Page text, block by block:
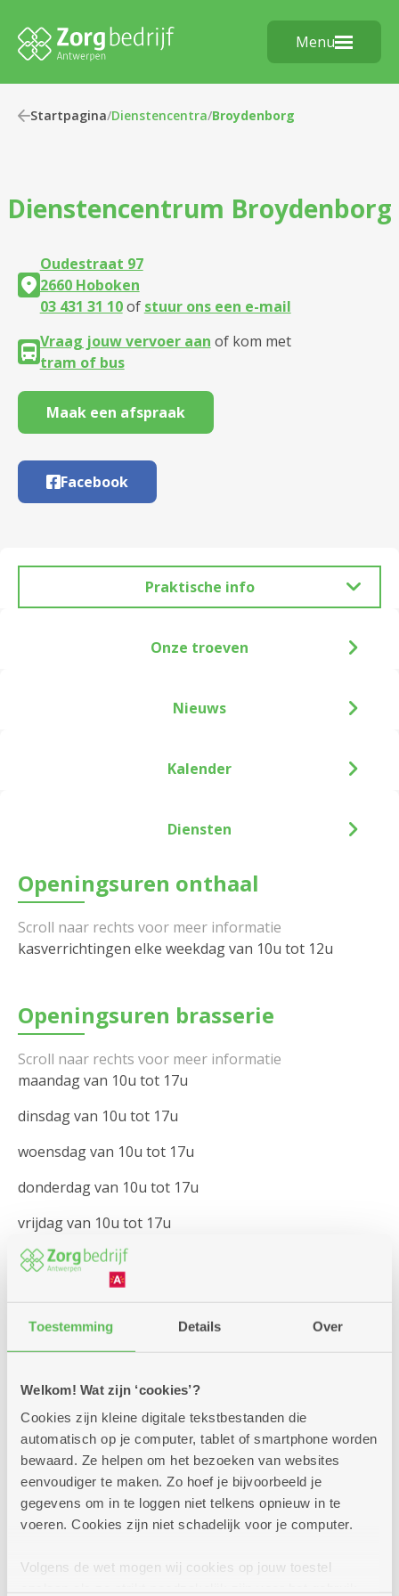
Toestemming Details Over
Welkom! Wat zijn ‘cookies’?
Cookies zijn kleine digitale tekstbestanden die
automatisch op je computer, tablet of smartphone worden
bewaard. Ze helpen om het bezoeken van websites
eenvoudiger te maken. Zo hoef je bijvoorbeeld je
gegevens om in te loggen niet telkens opnieuw in te
voeren. Cookies zijn niet schadelijk voor je computer.
Volgens de wet mogen wij cookies op jouw toestel
Menu
Startpagina/Dienstencentra/Broydenborg
Dienstencentrum Broydenborg
Oudestraat 97
2660 Hoboken
03 431 31 10of stuur ons een e-mail
Vraag jouw vervoer aan of kom met
tram of bus
Maak een afspraak
Facebook
Praktische info
Openingsuren onthaal
kasverrichtingen elke weekdag van 10u tot 12u
Openingsuren brasserie
maandag van 10u tot 17u
dinsdag van 10u tot 17u
woensdag van 10u tot 17u
donderdag van 10u tot 17u
vrijdag van 10u tot 17u
zaterdag : gesloten
zondag van 11u tot 17u
Kapsalon
Kapster Marine
elke maandag
op afspraak.
Bel 0479 49 00 67
Pedicure
Onze troeven
Nieuws
Kalender
Diensten